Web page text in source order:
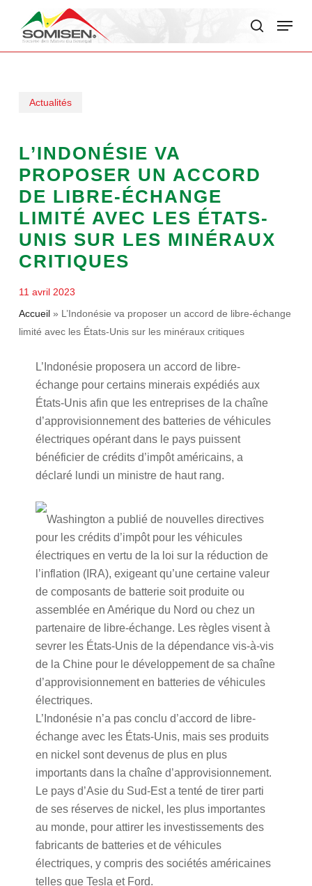
Menu
Actualités
L’INDONÉSIE VA
PROPOSER UN ACCORD
DE LIBRE-ÉCHANGE
LIMITÉ AVEC LES ÉTATS-
UNIS SUR LES MINÉRAUX
CRITIQUES
11 avril 2023
Accueil» L’Indonésie va proposer un accord de libre-échange
limité avec les États-Unis sur les minéraux critiques
L’Indonésie proposera un accord de libre-
échange pour certains minerais expédiés aux
États-Unis afin que les entreprises de la chaîne
d’approvisionnement des batteries de véhicules
électriques opérant dans le pays puissent
bénéficier de crédits d’impôt américains, a
déclaré lundi un ministre de haut rang.
Washington a publié de nouvelles directives
pour les crédits d’impôt pour les véhicules
électriques en vertu de la loi sur la réduction de
l’inflation (IRA), exigeant qu’une certaine valeur
de composants de batterie soit produite ou
assemblée en Amérique du Nord ou chez un
partenaire de libre-échange. Les règles visent à
sevrer les États-Unis de la dépendance vis-à-vis
de la Chine pour le développement de sa chaîne
d’approvisionnement en batteries de véhicules
électriques.
L’Indonésie n’a pas conclu d’accord de libre-
échange avec les États-Unis, mais ses produits
en nickel sont devenus de plus en plus
importants dans la chaîne d’approvisionnement.
Le pays d’Asie du Sud-Est a tenté de tirer parti
de ses réserves de nickel, les plus importantes
au monde, pour attirer les investissements des
fabricants de batteries et de véhicules
électriques, y compris des sociétés américaines
telles que Tesla et Ford.